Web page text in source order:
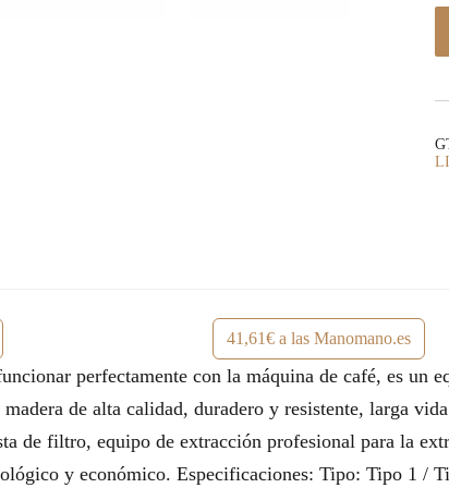
41,61€ a las Manomano.es
perfectamente con la máquina de café, es un
de alta calidad, duradero y resistente, larga
de filtro, equipo de extracción profesional para la
y económico. Especificaciones: Tipo: Tipo 1 /